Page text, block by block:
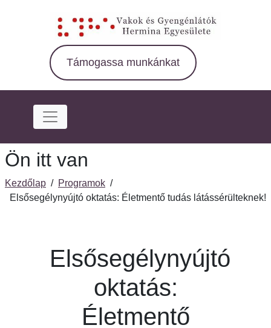
Támogassa munkánkat
Ön itt van
Kezdőlap / Programok /
Elsősegélynyújtó oktatás: Életmentő tudás látássérülteknek!
Elsősegélynyújtó
oktatás:
Életmentő